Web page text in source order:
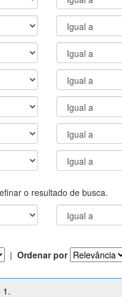
o resultado de busca.
| Ordenar por
1.